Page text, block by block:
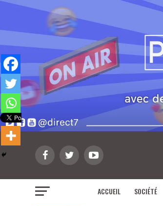
ACCUEIL SOCIÉTÉ